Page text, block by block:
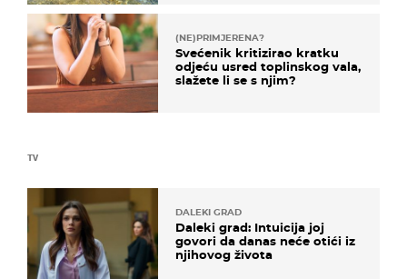
TV
DALEKI GRAD
Daleki grad: Intuicija joj
govori da danas neće otići iz
njihovog života
(NE)PRIMJERENA?
Svećenik kritizirao kratku
odjeću usred toplinskog vala,
slažete li se s njim?